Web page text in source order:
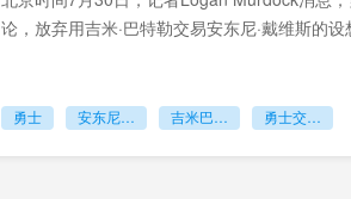
论，放弃用吉米·巴特勒交易安东尼·戴维斯的
勇士 安东尼戴维斯 吉米巴特勒 勇士交易浓眉